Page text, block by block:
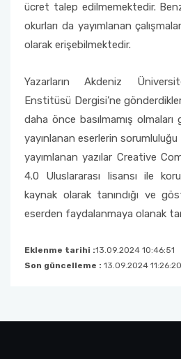
ücret talep edilmemektedir.
okurları da yayımlanan
olarak erişebilmektedir.
Yazarların Akdeniz
Enstitüsü Dergisi’ne
daha önce basılmamış
yayınlanan eserlerin
yayımlanan yazılar Creative
4.0 Uluslararası lisansı ile
kaynak olarak tanındığı ve
eserden faydalanmaya olanak
Eklenme tarihi :13.09.2024 10:46:51
Son güncelleme : 13.09.2024 11:26:20